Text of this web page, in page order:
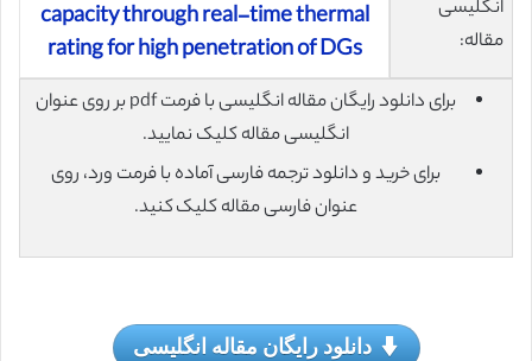
انگلیسی
مقاله:
capacity through real-time thermal
rating for high penetration of DGs
برای دانلود رایگان مقاله انگلیسی با فرمت pdf بر روی عنوان
انگلیسی مقاله کلیک نمایید.
برای خرید و دانلود ترجمه فارسی آماده با فرمت ورد، روی
عنوان فارسی مقاله کلیک کنید.
دانلود رایگان مقاله انگلیسی